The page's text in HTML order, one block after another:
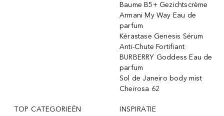
Baume B5+ Gezichtscrème
Armani My Way Eau de
parfum
Kérastase Genesis Sérum
Anti-Chute Fortifiant
BURBERRY Goddess Eau de
parfum
Sol de Janeiro body mist
Cheirosa 62
TOP CATEGORIEËN INSPIRATIE